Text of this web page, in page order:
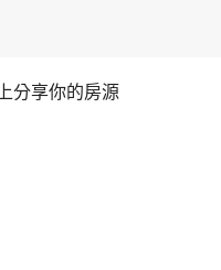
分享你的房源